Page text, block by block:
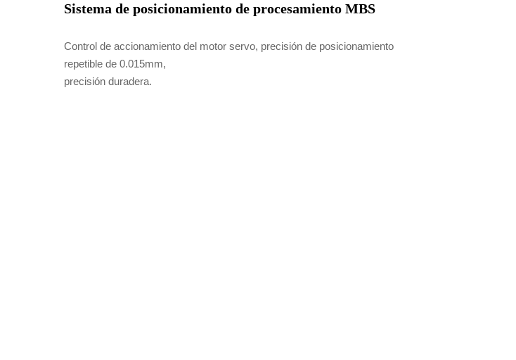
Sistema de posicionamiento de procesamiento MBS
Control de accionamiento del motor servo, precisión de posicionamiento
repetible de 0.015mm,
precisión duradera.